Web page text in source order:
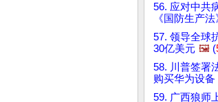
56. 应对中共
《国防生产法
57. 领导全球
30亿美元 🖼️ (
58. 川普签署
购买华为设备
59. 广西狼师